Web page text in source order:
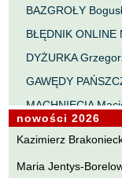
Bielawa Jacek
Biernacka Alina
Bieszczad Maciej
Bigoszewska Maria
Bitner Dariusz
Błahy Jarosław
BAZGROŁY
BŁĘDNIK ONLINE
DYŻURKA
GAWĘDY
MACHNIĘCIA
nowości 2026
Kazimierz
Maria Jentys-